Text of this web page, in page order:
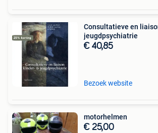
Consultatieve en
jeugdpsychiatrie
€ 40,85
Bezoek website
motorhelmen
€ 25,00